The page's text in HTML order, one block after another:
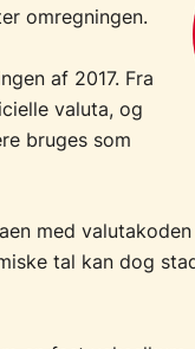
omregningen.
af 2017. Fra
valuta, og
bruges som
med valutakoden
tal kan dog